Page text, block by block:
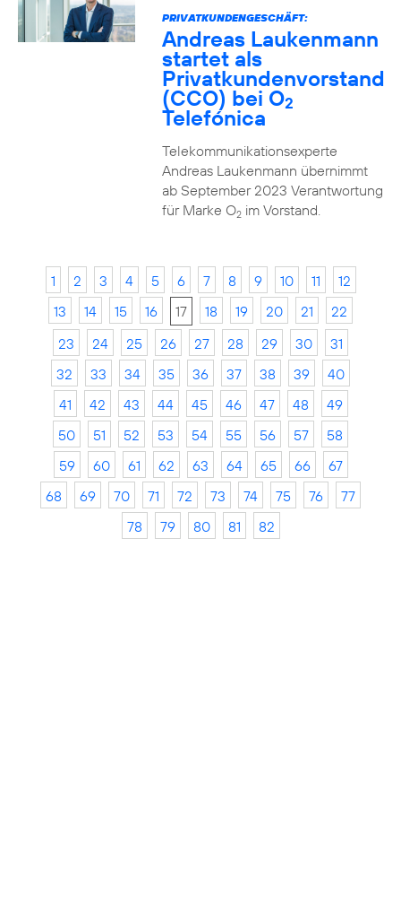
PRIVATKUNDENGESCHÄFT:
Andreas Laukenmann
startet als
Privatkundenvorstand
(CCO) bei O2
Telefónica
Telekommunikationsexperte
Andreas Laukenmann übernimmt
ab September 2023 Verantwortung
für Marke O2im Vorstand.
1 2 3 4 5 6 7 8 9 10 11
12
13
14 15 16 17 18 19 20 21
22
23
24 25 26 27 28 29 30
31
32
33 34 35 36 37 38 39
40
41
42 43 44 45 46 47 48
49
50
51 52 53 54 55 56 57
58
59
60 61 62 63 64 65 66
67
68
69 70 71 72 73 74 75 76
77
78
79 80 81 82